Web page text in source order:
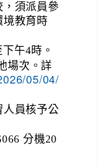
須派員參
教育時
午4時。
場次。詳
05/04/
員核予公
分機20